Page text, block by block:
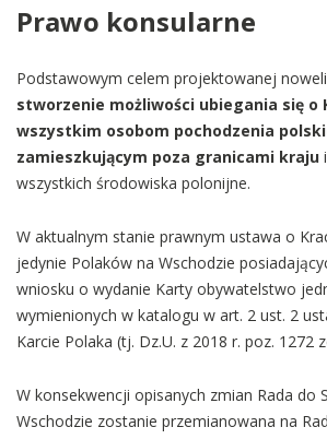
Prawo konsularne
Podstawowym celem projektowanej
stworzenie możliwości ubiegania się o
wszystkim osobom pochodzenia
zamieszkującym poza granicami kraju
wszystkich środowiska polonijne.
W aktualnym stanie prawnym ustawa o
jedynie Polaków na Wschodzie
wniosku o wydanie Karty obywatelstwo
wymienionych w katalogu w art. 2 ust. 2
Karcie Polaka (tj. Dz.U. z 2018 r. poz. 1272
W konsekwencji opisanych zmian Rada do
Wschodzie zostanie przemianowana na